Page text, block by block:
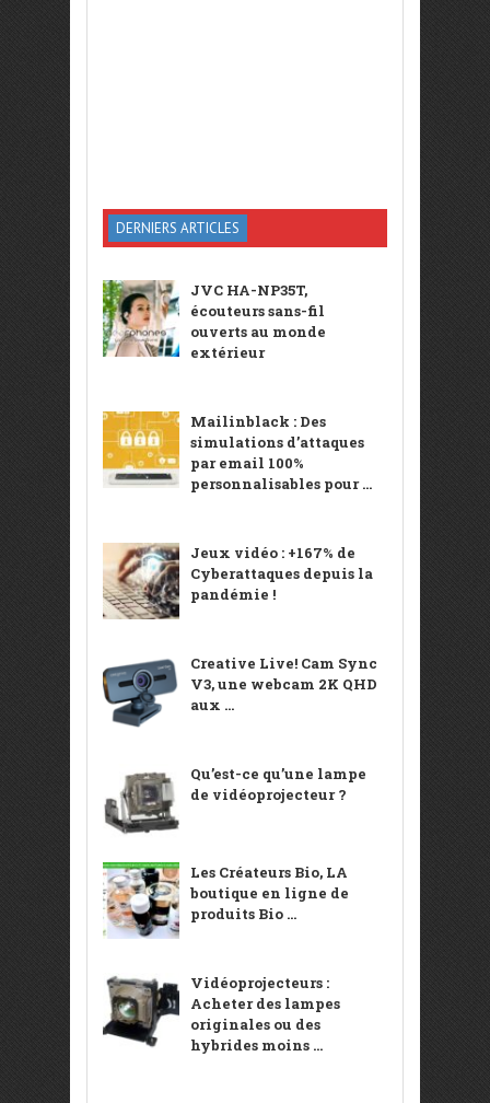
DERNIERS ARTICLES
JVC HA-NP35T,
écouteurs sans-fil
ouverts au monde
extérieur
Mailinblack : Des
simulations d’attaques
par email 100%
personnalisables pour ...
Jeux vidéo : +167% de
Cyberattaques depuis la
pandémie !
Creative Live! Cam Sync
V3, une webcam 2K QHD
aux ...
Qu’est-ce qu’une lampe
de vidéoprojecteur ?
Les Créateurs Bio, LA
boutique en ligne de
produits Bio ...
Vidéoprojecteurs :
Acheter des lampes
originales ou des
hybrides moins ...